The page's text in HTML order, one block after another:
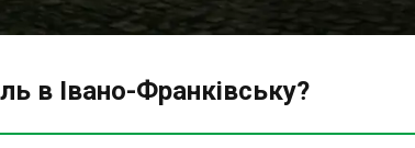
в Івано-Франківську?